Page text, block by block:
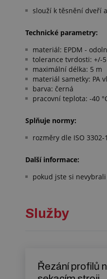
slouží k těsnění dveří
Technické parametry:
materiál: EPDM -
tolerance tvrdosti: +/-5
maximální délka: 5 m
materiál sametky: PA
barva: černá
pracovní teplota: -40
Splňuje normy:
rozměry dle ISO 3302-
Další informace:
pokud jste si
Služby
Řezání profilů